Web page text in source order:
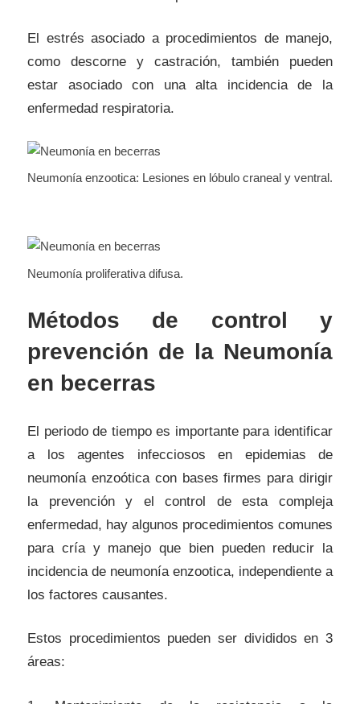
El estrés asociado a procedimientos de manejo,
como descorne y castración, también pueden
estar asociado con una alta incidencia de la
enfermedad respiratoria.
Neumonía enzootica: Lesiones en lóbulo craneal y ventral.
Neumonía proliferativa difusa.
Métodos de control y
prevención de la Neumonía
en becerras
El periodo de tiempo es importante para identificar
a los agentes infecciosos en epidemias de
neumonía enzoótica con bases firmes para dirigir
la prevención y el control de esta compleja
enfermedad, hay algunos procedimientos comunes
para cría y manejo que bien pueden reducir la
incidencia de neumonía enzootica, independiente a
los factores causantes.
Estos procedimientos pueden ser divididos en 3
áreas: